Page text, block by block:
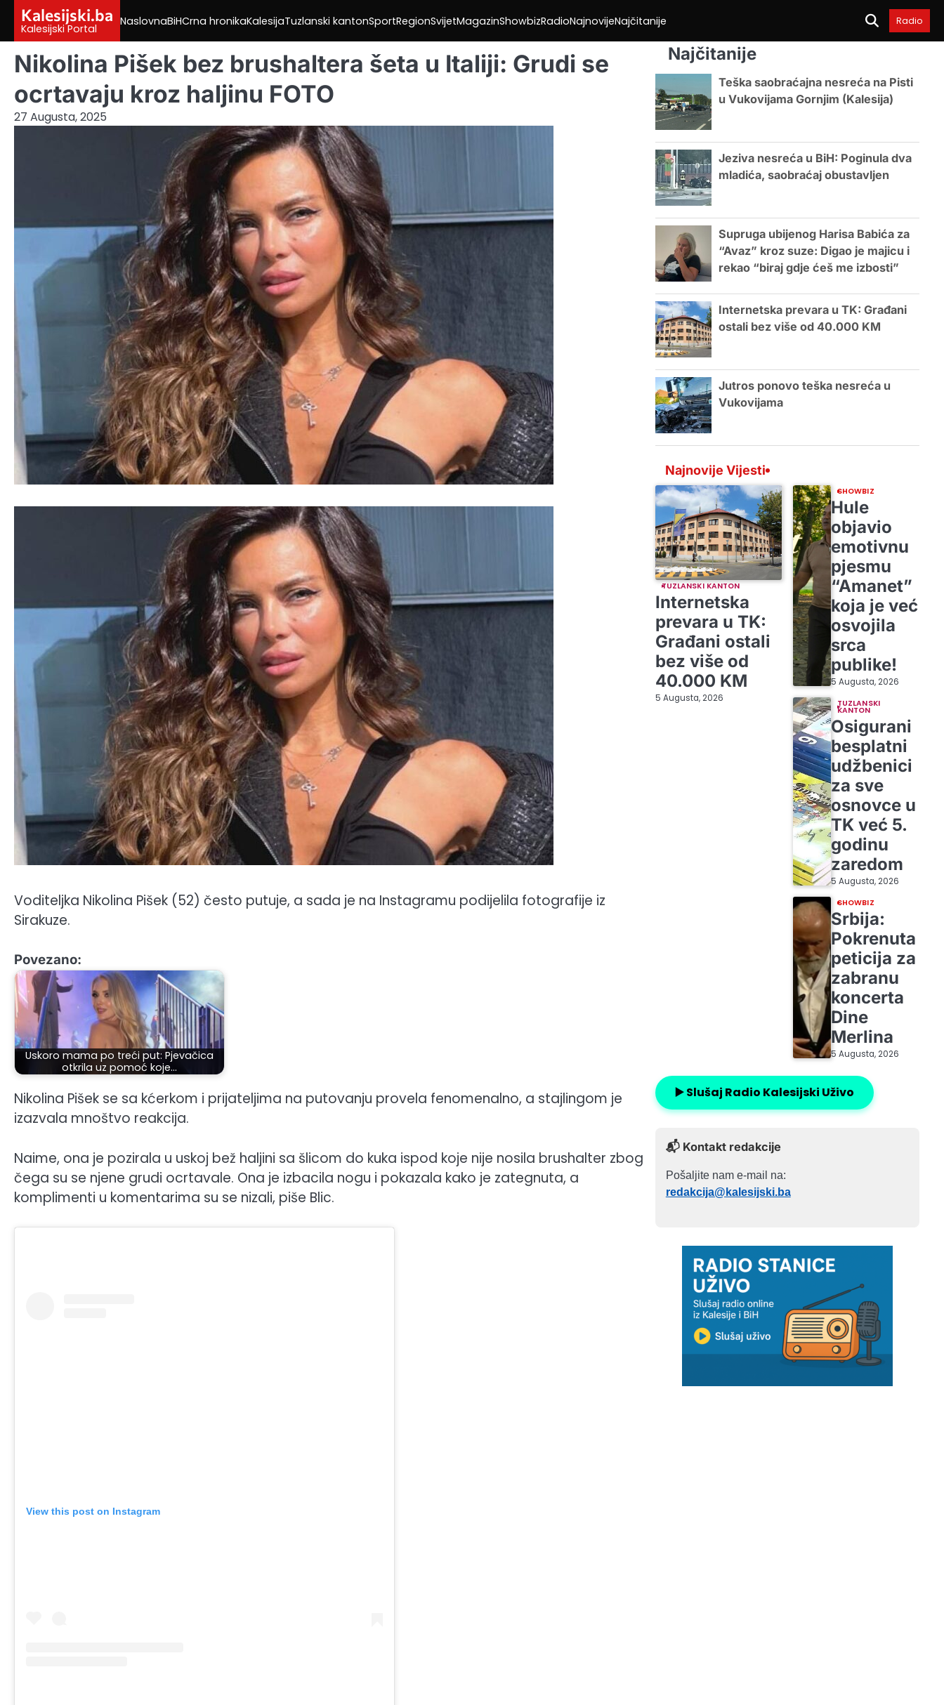
content
Kalesijski.ba
Kalesijski Portal
NaslovnaBiHCrna hronikaKalesijaTuzlanski kantonSportRegionSvijetMagazinShowbizRadioNajnovijeNajčitanije Radio
Nikolina Pišek bez brushaltera šeta u Italiji: Grudi se
ocrtavaju kroz haljinu FOTO
27 Augusta, 2025
Voditeljka Nikolina Pišek (52) često putuje, a sada je na Instagramu podijelila fotografije iz
Sirakuze.
Povezano:
Uskoro mama po treći put: Pjevačica
otkrila uz pomoć koje…
Nikolina Pišek se sa kćerkom i prijateljima na putovanju provela fenomenalno, a stajlingom je
izazvala mnoštvo reakcija.
Naime, ona je pozirala u uskoj bež haljini sa šlicom do kuka ispod koje nije nosila brushalter zbog
čega su se njene grudi ocrtavale. Ona je izbacila nogu i pokazala kako je zategnuta, a
komplimenti u komentarima su se nizali, piše Blic.
View this post on Instagram
Najčitanije
Teška saobraćajna nesreća na Pisti
u Vukovijama Gornjim (Kalesija)
Jeziva nesreća u BiH: Poginula dva
mladića, saobraćaj obustavljen
Supruga ubijenog Harisa Babića za
“Avaz” kroz suze: Digao je majicu i
rekao “biraj gdje ćeš me izbosti”
Internetska prevara u TK: Građani
ostali bez više od 40.000 KM
Jutros ponovo teška nesreća u
Vukovijama
Najnovije Vijesti
TUZLANSKI KANTON
Internetska
prevara u TK:
Građani ostali
bez više od
40.000 KM
5 Augusta, 2026
SHOWBIZ
Hule
objavio
emotivnu
pjesmu
“Amanet”
koja je već
osvojila
srca
publike!
5 Augusta, 2026
TUZLANSKI
KANTON
Osigurani
besplatni
udžbenici
za sve
osnovce u
TK već 5.
godinu
zaredom
5 Augusta, 2026
SHOWBIZ
Srbija:
Pokrenuta
peticija za
zabranu
koncerta
Dine
Merlina
5 Augusta, 2026
▶️ Slušaj Radio Kalesijski Uživo
📬 Kontakt redakcije
Pošaljite nam e-mail na:
redakcija@kalesijski.ba